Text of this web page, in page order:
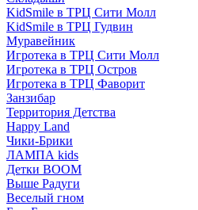
KidSmile в ТРЦ Сити Молл
KidSmile в ТРЦ Гудвин
Муравейник
Игротека в ТРЦ Сити Молл
Игротека в ТРЦ Остров
Игротека в ТРЦ Фаворит
Занзибар
Территория Детства
Happy Land
Чики-Брики
ЛАМПА kids
Детки BOOM
Выше Радуги
Веселый гном